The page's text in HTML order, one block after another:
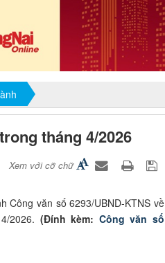
tháng 4/2026
Xem với cỡ chữ
Công văn số 6293/UBND-KTNS về
2026. (Đính kèm: Công văn số